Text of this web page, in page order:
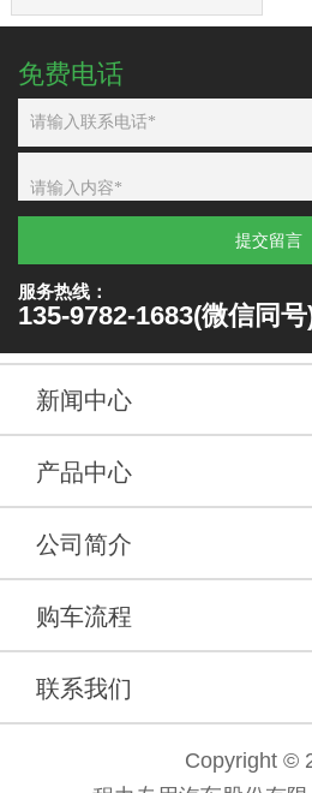
免费电话
提交留言
服务热线：
135-9782-1683(微信同号
新闻中心
产品中心
公司简介
购车流程
联系我们
Copyright ©